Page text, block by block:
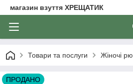
магазин взуття ХРЕЩАТИК
Товари та послуги Жіночі
ПРОДАНО